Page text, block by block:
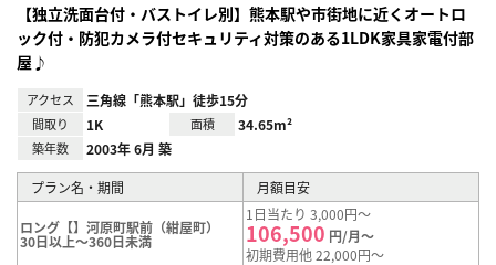
【独立洗面台付・バストイレ別】熊本駅や市街地に近くオートロ
ック付・防犯カメラ付セキュリティ対策のある1LDK家具家電付部
屋♪
アクセス 三角線「熊本駅」徒歩15分
間取り 1K 面積 34.65m²
築年数 2003年 6月 築
プラン名・期間 月額目安
ロング【】河原町駅前（紺屋町）
30日以上～360日未満
1日当たり 3,000円～
106,500 円/月～
初期費用他 22,000円～